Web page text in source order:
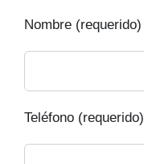
Nombre (requerido)
Teléfono (requerido)